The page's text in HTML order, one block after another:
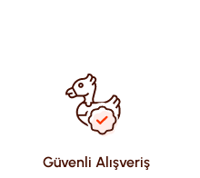
Güvenli Alışveriş